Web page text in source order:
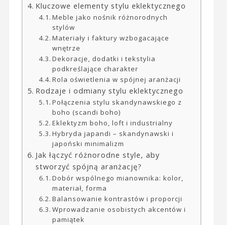
Kluczowe elementy stylu eklektycznego
Meble jako nośnik różnorodnych
stylów
Materiały i faktury wzbogacające
wnętrze
Dekoracje, dodatki i tekstylia
podkreślające charakter
Rola oświetlenia w spójnej aranżacji
Rodzaje i odmiany stylu eklektycznego
Połączenia stylu skandynawskiego z
boho (scandi boho)
Eklektyzm boho, loft i industrialny
Hybryda japandi – skandynawski i
japoński minimalizm
Jak łączyć różnorodne style, aby
stworzyć spójną aranżację?
Dobór wspólnego mianownika: kolor,
materiał, forma
Balansowanie kontrastów i proporcji
Wprowadzanie osobistych akcentów i
pamiątek